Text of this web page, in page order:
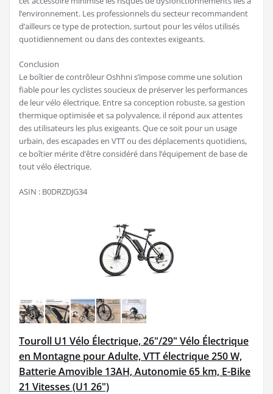
l’environnement. Les professionnels du secteur recommandent
d’ailleurs ce type de protection, surtout pour les vélos utilisés
quotidiennement ou dans des contextes exigeants.
Conclusion
Le boîtier de contrôleur Oshhni s’impose comme une solution
fiable pour les cyclistes soucieux de préserver les performances
de leur vélo électrique. Entre sa conception robuste, sa gestion
thermique optimisée et sa polyvalence, il répond aux attentes
des utilisateurs les plus exigeants. Que ce soit pour un usage
urbain, des escapades en VTT ou des déplacements quotidiens,
ce boîtier mérite d’être considéré dans l’équipement de base de
tout vélo électrique.
ASIN : B0DRZDJG34
Touroll U1 Vélo Électrique, 26"/29" Vélo Électrique
en Montagne pour Adulte, VTT électrique 250 W,
Batterie Amovible 13AH, Autonomie 65 km, E-Bike
21 Vitesses (U1 26")